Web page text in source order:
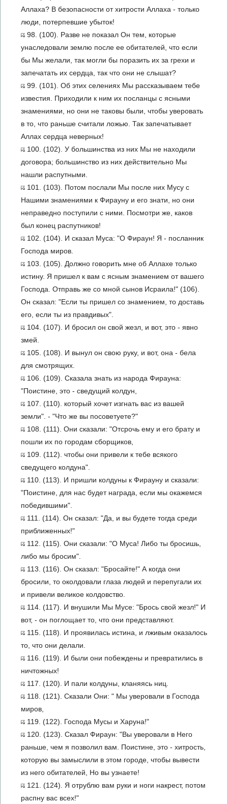
Аллаха? В безопасности от хитрости Аллаха - только
люди, потерпевшие убыток!
98. (100). Разве не показал Он тем, которые
унаследовали землю после ее обитателей, что если
бы Мы желали, так могли бы поразить их за грехи и
запечатать их сердца, так что они не слышат?
99. (101). Об этих селениях Мы рассказываем тебе
известия. Приходили к ним их посланцы с ясными
знамениями, но они не таковы были, чтобы уверовать
в то, что раньше считали ложью. Так запечатывает
Аллах сердца неверных!
100. (102). У большинства из них Мы не находили
договора; большинство из них действительно Мы
нашли распутными.
101. (103). Потом послали Мы после них Мусу с
Нашими знамениями к Фирауну и его знати, но они
неправедно поступили с ними. Посмотри же, каков
был конец распутников!
102. (104). И сказал Муса: "О Фираун! Я - посланник
Господа миров.
103. (105). Должно говорить мне об Аллахе только
истину. Я пришел к вам с ясным знамением от вашего
Господа. Отправь же со мной сынов Исраила!" (106).
Он сказал: "Если ты пришел со знамением, то доставь
его, если ты из правдивых".
104. (107). И бросил он свой жезл, и вот, это - явно
змей.
105. (108). И вынул он свою руку, и вот, она - бела
для смотрящих.
106. (109). Сказала знать из народа Фирауна:
"Поистине, это - сведущий колдун,
107. (110). который хочет изгнать вас из вашей
земли". - "Что же вы посоветуете?"
108. (111). Они сказали: "Отсрочь ему и его брату и
пошли их по городам сборщиков,
109. (112). чтобы они привели к тебе всякого
сведущего колдуна".
110. (113). И пришли колдуны к Фирауну и сказали:
"Поистине, для нас будет награда, если мы окажемся
победившими".
111. (114). Он сказал: "Да, и вы будете тогда среди
приближенных!"
112. (115). Они сказали: "О Муса! Либо ты бросишь,
либо мы бросим".
113. (116). Он сказал: "Бросайте!" А когда они
бросили, то околдовали глаза людей и перепугали их
и привели великое колдовство.
114. (117). И внушили Мы Мусе: "Брось свой жезл!" И
вот, - он поглощает то, что они представляют.
115. (118). И проявилась истина, и лживым оказалось
то, что они делали.
116. (119). И были они побеждены и превратились в
ничтожных!
117. (120). И пали колдуны, кланяясь ниц.
118. (121). Сказали Они: " Мы уверовали в Господа
миров,
119. (122). Господа Мусы и Харуна!"
120. (123). Сказал Фираун: "Вы уверовали в Него
раньше, чем я позволил вам. Поистине, это - хитрость,
которую вы замыслили в этом городе, чтобы вывести
из него обитателей, Но вы узнаете!
121. (124). Я отрублю вам руки и ноги накрест, потом
распну вас всех!"